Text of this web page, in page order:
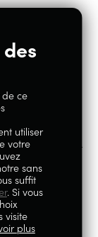
SRL, TVA
5 à 4020 Liège.
Politique de
ce
utiliser
votre
sans
suffit
. Si vous
visite
plus